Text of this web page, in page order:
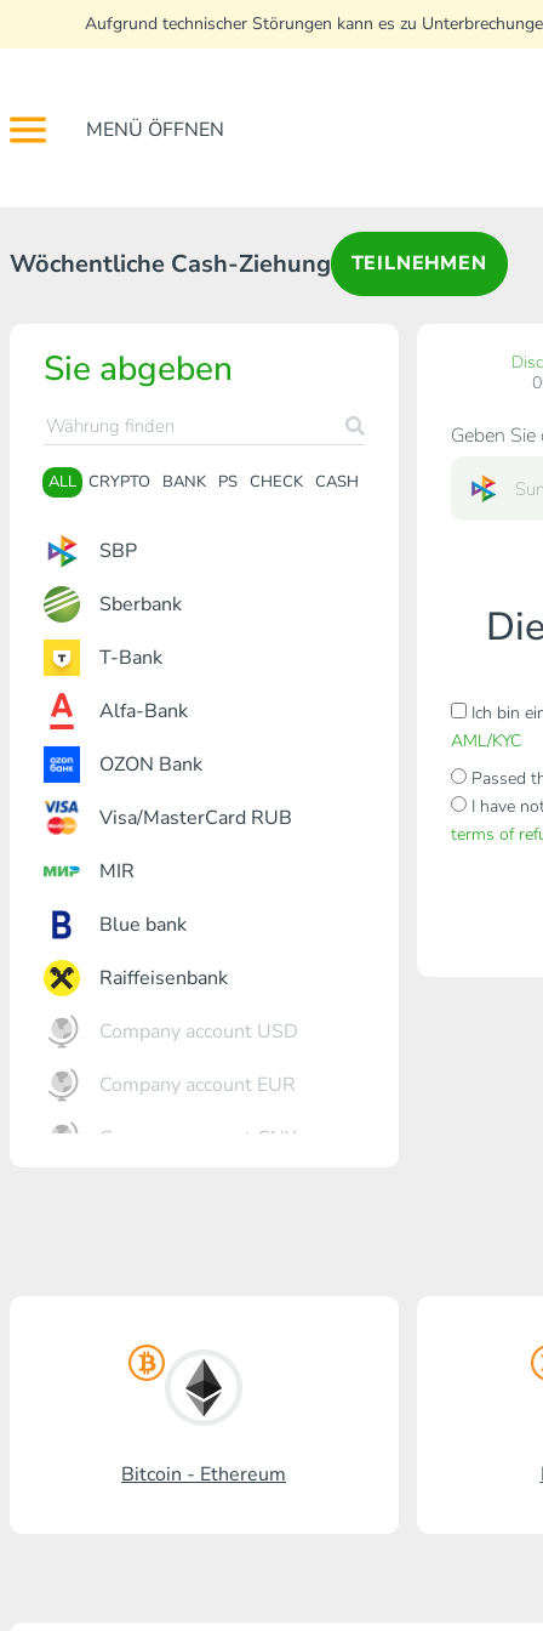
Aufgrund technischer Störungen kann es zu
MENÜ ÖFFNEN
Wöchentliche Cash-Ziehung TEILNEHMEN
Sie abgeben
ALL CRYPTO BANK PS CHECK CASH
SBP
Sberbank
T-Bank
Alfa-Bank
OZON Bank
Visa/MasterCard RUB
MIR
Blue bank
Raiffeisenbank
Company account USD
Company account EUR
Company account CNY
Promsvyazbank
Russischer Standart
Geben
Ich bin
AML/KYC
Passed
I have
terms of
Bitcoin - Ethereum